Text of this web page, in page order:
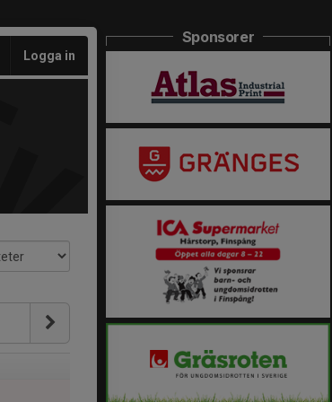
Logga in
Sponsorer